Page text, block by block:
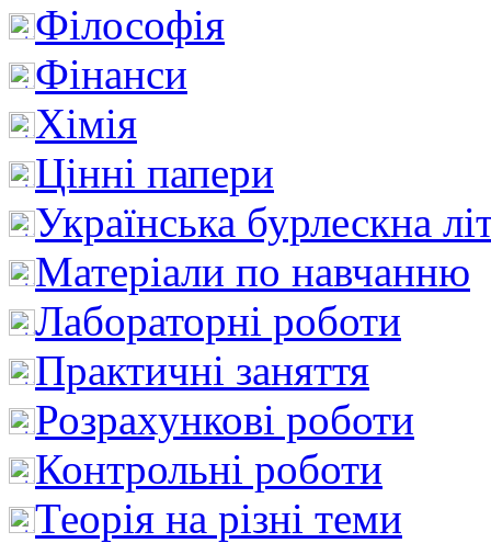
Філософія
Фінанси
Хімія
Цінні папери
Українська бурлескна
Матеріали по навчанню
Лабораторні роботи
Практичні заняття
Розрахункові роботи
Контрольні роботи
Теорія на різні теми